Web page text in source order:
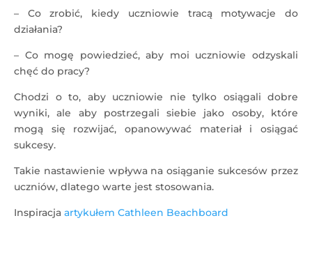
– Co zrobić, kiedy uczniowie tracą motywacje do
działania?
– Co mogę powiedzieć, aby moi uczniowie odzyskali
chęć do pracy?
Chodzi o to, aby uczniowie nie tylko osiągali dobre
wyniki, ale aby postrzegali siebie jako osoby, które
mogą się rozwijać, opanowywać materiał i osiągać
sukcesy.
Takie nastawienie wpływa na osiąganie sukcesów przez
uczniów, dlatego warte jest stosowania.
Inspiracja artykułem Cathleen Beachboard